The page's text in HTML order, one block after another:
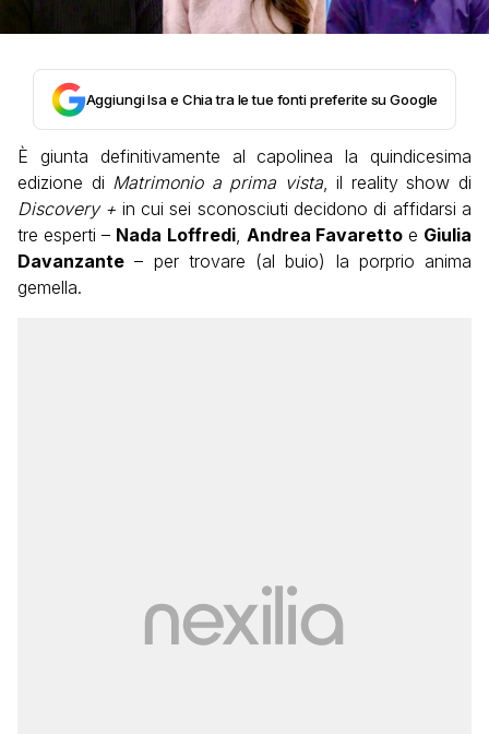
Aggiungi Isa e Chia tra le tue fonti preferite su Google
È giunta definitivamente al capolinea la quindicesima
edizione di Matrimonio a prima vista, il reality show di
Discovery + in cui sei sconosciuti decidono di affidarsi a
tre esperti – Nada Loffredi, Andrea Favarettoe Giulia
Davanzante – per trovare (al buio) la porprio anima
gemella.